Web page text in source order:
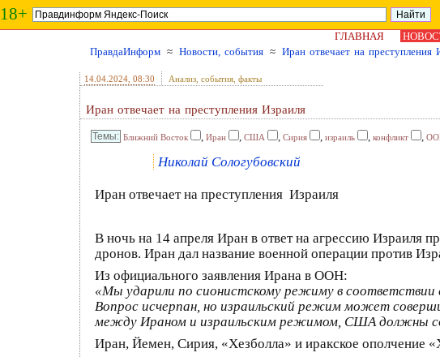
18+
ГЛАВНАЯ
ПравдаИнформ ≈ Новости, события ≈ Иран отвечает на преступления
14.04.2024 , 08:30 Анализ, события, факты
Иран отвечает на преступления Израиля
Ближний Восток , Иран , США , Сирия , израиль , конфликт ,
Николай Сологубовский
Иран отвечает на преступления Израиля
В ночь на 14 апреля Иран в ответ на агрессию Израиля
дронов. Иран дал название военной операции против
Из официального заявления Ирана в ООН:
«Мы ударили по сионистскому режиму в соответствии
Вопрос исчерпан, но израильский режим может
между Ираном и израильским режимом, США должны
Иран, Йемен, Сирия, «Хезболла» и иракское